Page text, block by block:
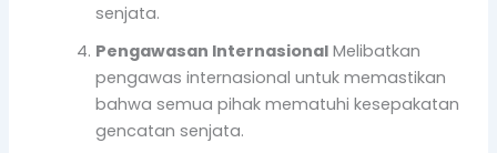
senjata.
Pengawasan Internasional Melibatkan
pengawas internasional untuk memastikan
bahwa semua pihak mematuhi kesepakatan
gencatan senjata.